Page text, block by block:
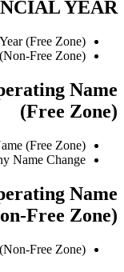
YEAR
(Free Zone)
Free Zone)
Name
(Free Zone)
(Free Zone)
Name Change
Name
Free Zone)
Free Zone)